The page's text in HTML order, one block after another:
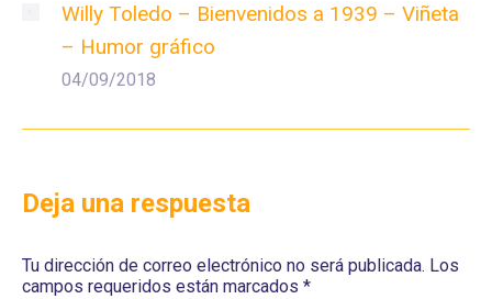
Willy Toledo – Bienvenidos a 1939 – Viñeta
– Humor gráfico
04/09/2018
Deja una respuesta
Tu dirección de correo electrónico no será publicada. Los
campos requeridos están marcados *